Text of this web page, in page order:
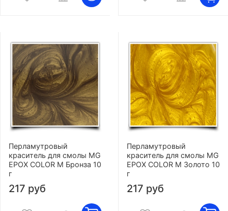
Перламутровый
краситель для смолы MG
EPOX COLOR M Бронза 10
г
217 руб
Перламутровый
краситель для смолы MG
EPOX COLOR M Золото 10
г
217 руб